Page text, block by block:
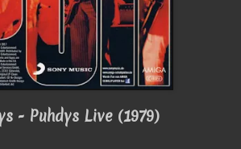
- Puhdys Live (1979)